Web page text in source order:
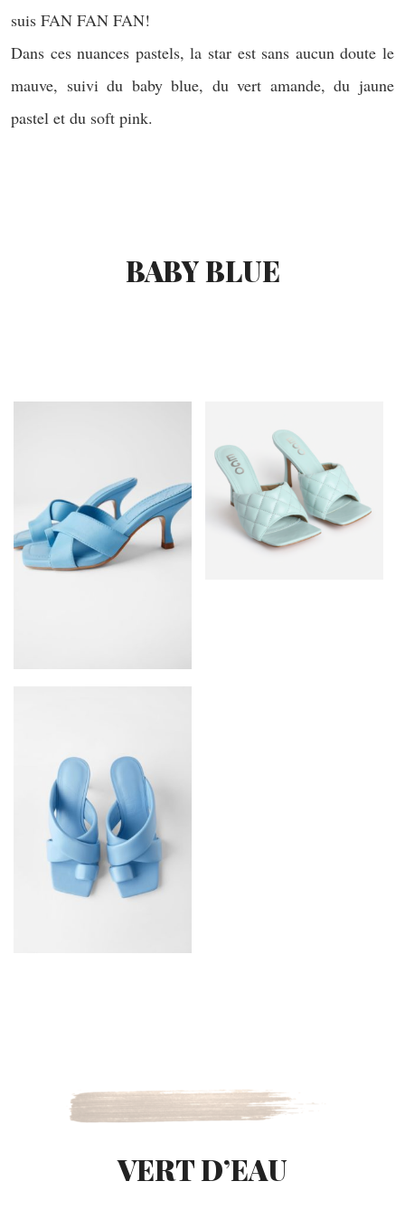
suis FAN FAN FAN!
Dans ces nuances pastels, la star est sans aucun doute le
mauve, suivi du baby blue, du vert amande, du jaune
pastel et du soft pink.
BABY BLUE
VERT D’EAU